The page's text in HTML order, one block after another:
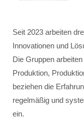
Seit 2023 arbeiten
Innovationen und
Die Gruppen
Produktion,
beziehen die
regelmäßig und
ein.